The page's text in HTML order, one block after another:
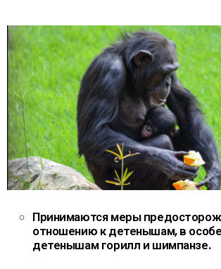
Принимаются меры
отношению к детенышам, в
детенышам горилл и шимпанзе.